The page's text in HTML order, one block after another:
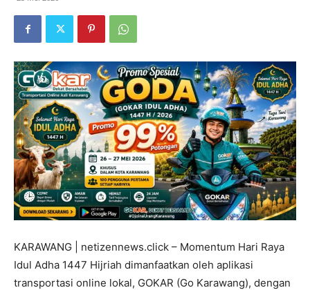
KARAWANG | netizennews.click – Momentum Hari Raya
Idul Adha 1447 Hijriah dimanfaatkan oleh aplikasi
transportasi online lokal, GOKAR (Go Karawang), dengan